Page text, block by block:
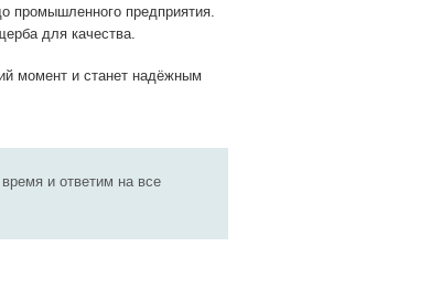
промышленного предприятия.
для качества.
момент и станет надёжным
и ответим на все